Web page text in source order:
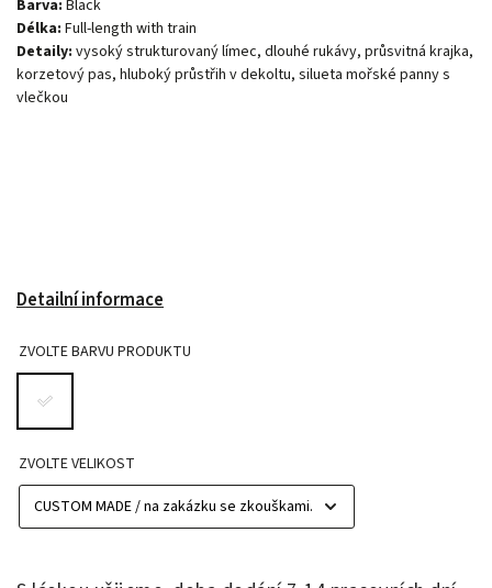
Barva: Black
Délka: Full-length with train
Detaily: vysoký strukturovaný límec, dlouhé rukávy, průsvitná krajka,
korzetový pas, hluboký průstřih v dekoltu, silueta mořské panny s
vlečkou
Detailní informace
ZVOLTE BARVU PRODUKTU
ZVOLTE VELIKOST